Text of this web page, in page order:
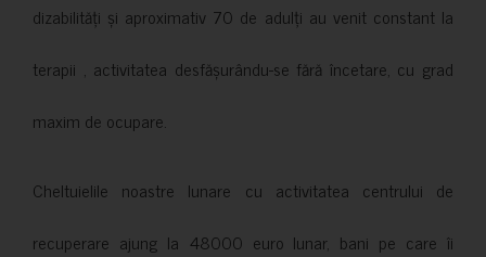
dizabilități și aproximativ 70 de adulți au venit constant la
terapii , activitatea desfășurându-se fără încetare, cu grad
maxim de ocupare.
Cheltuielile noastre lunare cu activitatea centrului de
recuperare ajung la 48000 euro lunar, bani pe care îi